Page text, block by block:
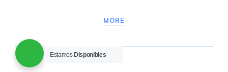
MORE
EstamosDisponibles